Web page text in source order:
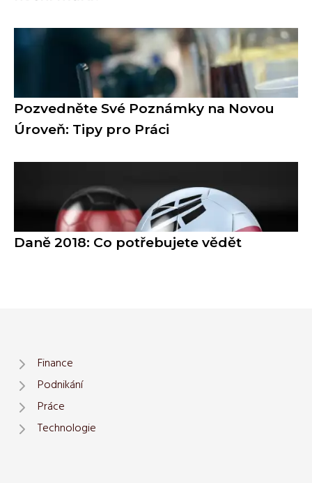
Pozvedněte Své Poznámky na Novou
Úroveň: Tipy pro Práci
Daně 2018: Co potřebujete vědět
Finance
Podnikání
Práce
Technologie